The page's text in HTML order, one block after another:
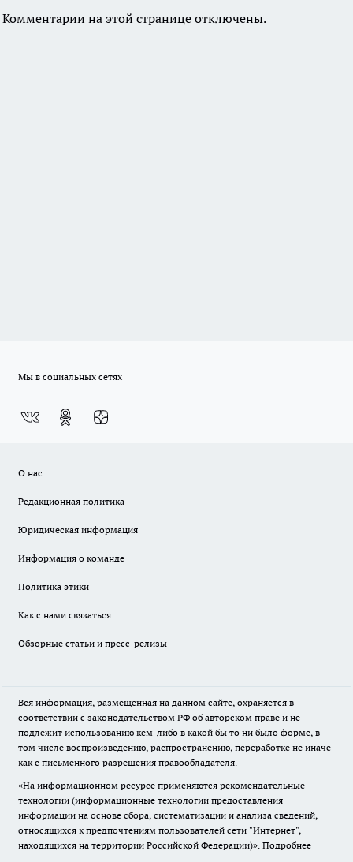
Комментарии на этой странице отключены.
Мы в социальных сетях
О нас
Редакционная политика
Юридическая информация
Информация о команде
Политика этики
Как с нами связаться
Обзорные статьи и пресс-релизы
Вся информация, размещенная на данном сайте, охраняется в
соответствии с законодательством РФ об авторском праве и не
подлежит использованию кем-либо в какой бы то ни было форме, в
том числе воспроизведению, распространению, переработке не иначе
как с письменного разрешения правообладателя.
«На информационном ресурсе применяются рекомендательные
технологии (информационные технологии предоставления
информации на основе сбора, систематизации и анализа сведений,
относящихся к предпочтениям пользователей сети "Интернет",
находящихся на территории Российской Федерации)». Подробнее